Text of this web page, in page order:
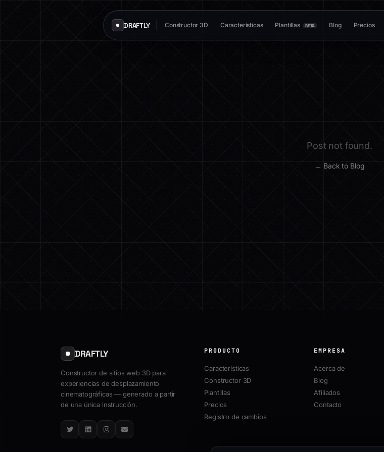
DRAFTLY Constructor 3D Características Plantillas BETA Blog Precios
Post not found.
← Back to Blog
DRAFTLY
Constructor de sitios web 3D para
experiencias de desplazamiento
cinematográficas — generado a partir
de una única instrucción.
TwitterLinkedInInstagram
Email
PRODUCTO
Características
Constructor 3D
Plantillas
Precios
Registro de cambios
EMPRESA
Acerca de
Blog
Afiliados
Contacto